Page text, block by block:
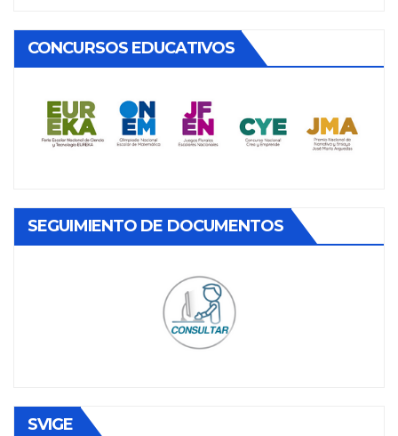
CONCURSOS EDUCATIVOS
SEGUIMIENTO DE DOCUMENTOS
SVIGE